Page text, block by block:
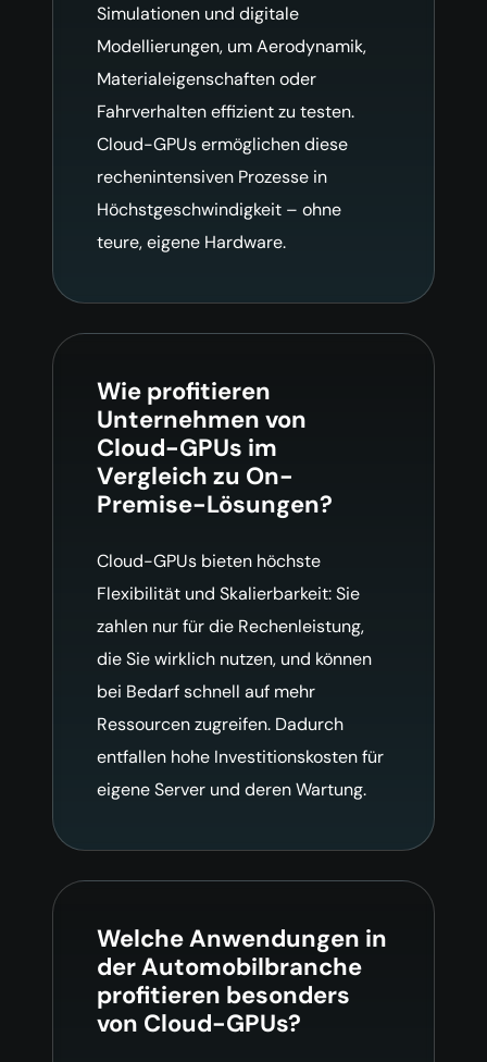
Simulationen und digitale
Modellierungen, um Aerodynamik,
Materialeigenschaften oder
Fahrverhalten effizient zu testen.
Cloud-GPUs ermöglichen diese
rechenintensiven Prozesse in
Höchstgeschwindigkeit – ohne
teure, eigene Hardware.
Wie profitieren
Unternehmen von
Cloud-GPUs im
Vergleich zu On-
Premise-Lösungen?
Cloud-GPUs bieten höchste
Flexibilität und Skalierbarkeit: Sie
zahlen nur für die Rechenleistung,
die Sie wirklich nutzen, und können
bei Bedarf schnell auf mehr
Ressourcen zugreifen. Dadurch
entfallen hohe Investitionskosten für
eigene Server und deren Wartung.
Welche Anwendungen in
der Automobilbranche
profitieren besonders
von Cloud-GPUs?